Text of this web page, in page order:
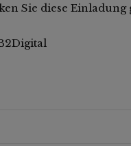
Sie diese